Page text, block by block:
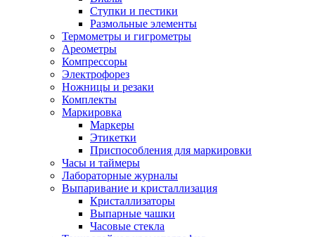
Ступки и пестики
Размольные элементы
Термометры и гигрометры
Ареометры
Компрессоры
Электрофорез
Ножницы и резаки
Комплекты
Маркировка
Маркеры
Этикетки
Приспособления для маркировки
Часы и таймеры
Лабораторные журналы
Выпаривание и кристаллизация
Кристаллизаторы
Выпарные чашки
Часовые стекла